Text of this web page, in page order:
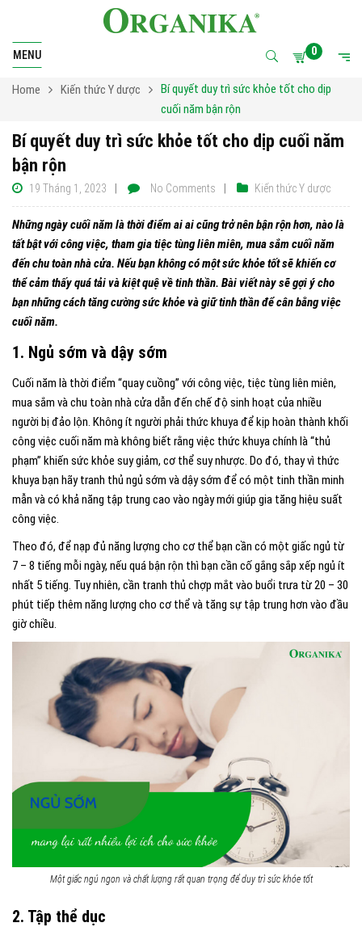
MENU 0
Home Kiến thức Y dược
Bí quyết duy trì sức khỏe tốt cho dịp
cuối năm bận rộn
Bí quyết duy trì sức khỏe tốt cho dịp cuối năm
bận rộn
19 Tháng 1, 2023 Kiến thức Y dược
No Comments
Những ngày cuối năm là thời điểm ai ai cũng trở nên bận rộn hơn, nào là
tất bật với công việc, tham gia tiệc tùng liên miên, mua sắm cuối năm
đến chu toàn nhà cửa. Nếu bạn không có một sức khỏe tốt sẽ khiến cơ
thể cảm thấy quá tải và kiệt quệ về tinh thần. Bài viết này sẽ gợi ý cho
bạn những cách tăng cường sức khỏe và giữ tinh thần để cân bằng việc
cuối năm.
1. Ngủ sớm và dậy sớm
Cuối năm là thời điểm “quay cuồng” với công việc, tiệc tùng liên miên,
mua sắm và chu toàn nhà cửa dẫn đến chế độ sinh hoạt của nhiều
người bị đảo lộn. Không ít người phải thức khuya để kịp hoàn thành khối
công việc cuối năm mà không biết rằng việc thức khuya chính là “thủ
phạm” khiến sức khỏe suy giảm, cơ thể suy nhược. Do đó, thay vì thức
khuya bạn hãy tranh thủ ngủ sớm và dậy sớm để có một tinh thần minh
mẫn và có khả năng tập trung cao vào ngày mới giúp gia tăng hiệu suất
công việc.
Theo đó, để nạp đủ năng lượng cho cơ thể bạn cần có một giấc ngủ từ
7 – 8 tiếng mỗi ngày, nếu quá bận rộn thì bạn cần cố gắng sắp xếp ngủ ít
nhất 5 tiếng. Tuy nhiên, cần tranh thủ chợp mắt vào buổi trưa từ 20 – 30
phút tiếp thêm năng lượng cho cơ thể và tăng sự tập trung hơn vào đầu
giờ chiều.
Một giấc ngủ ngon và chất lượng rất quan trọng để duy trì sức khỏe tốt
2. Tập thể dục